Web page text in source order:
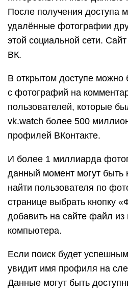
После получения доступа
удалённые фотографии
этой социальной сети.
ВК.
В открытом доступе можно
с фотографий на
пользователей, которые
vk.watch более 500
профилей ВКонтакте.
И более 1 миллиарда
данный момент могут быть
найти пользователя по
странице выбрать кнопку
добавить на сайте файл
компьютера.
Если поиск будет
увидит имя профиля на
Данные могут быть